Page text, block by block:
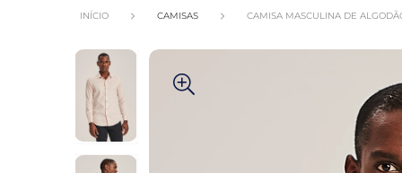
INÍCIO CAMISAS CAMISA MASCULINA DE